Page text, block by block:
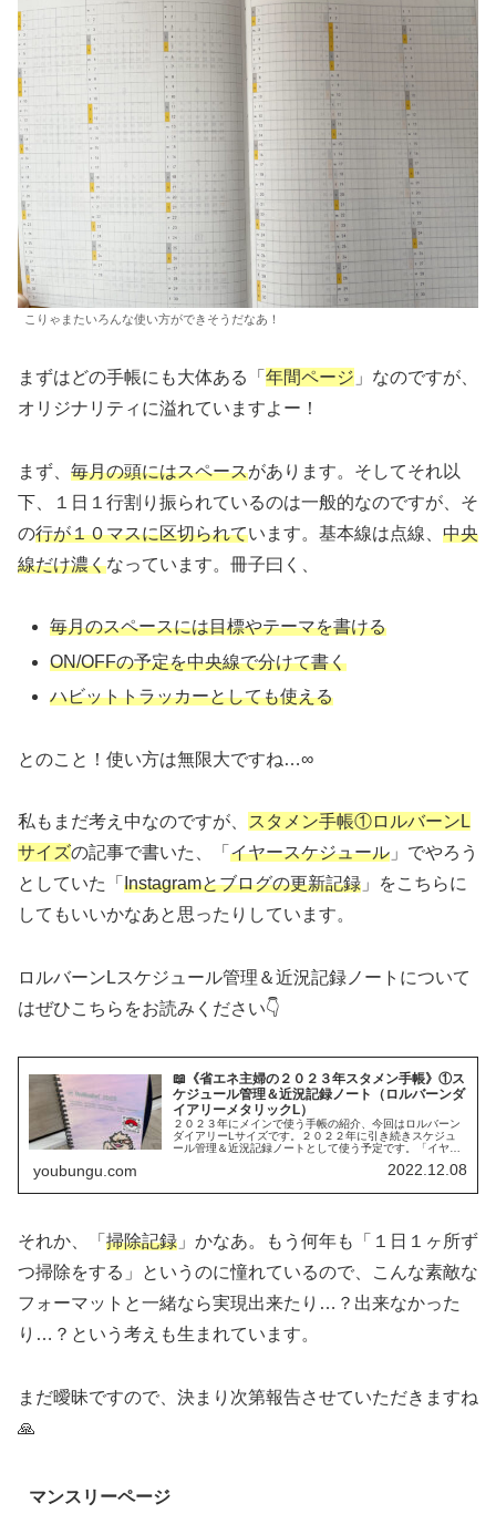
こりゃまたいろんな使い方ができそうだなあ！
まずはどの手帳にも大体ある「 年間ページ 」なのですが、
オリジナリティに溢れていますよー！
まず、 毎月の頭にはスペースがあります。そしてそれ以
下、１日１行割り振られているのは一般的なのですが、そ
の行が１０マスに区切られています。基本線は点線、 中央
線だけ濃くなっています。冊子曰く、
毎月のスペースには目標やテーマを書ける
ON/OFFの予定を中央線で分けて書く
ハビットトラッカーとしても使える
とのこと！使い方は無限大ですね…∞
私もまだ考え中なのですが、
スタメン手帳①ロルバーンL
サイズの記事で書いた、「 イヤースケジュール 」でやろう
としていた「 Instagramとブログの更新記録 」をこちらに
してもいいかなあと思ったりしています。
ロルバーンLスケジュール管理＆近況記録ノートについて
はぜひこちらをお読みください👇
📖《省エネ主婦の２０２３年スタメン手帳》①ス
ケジュール管理＆近況記録ノート（ロルバーンダ
イアリーメタリックL）
２０２３年にメインで使う手帳の紹介、今回はロルバーン
ダイアリーLサイズです。２０２２年に引き続きスケジュ
ール管理＆近況記録ノートとして使う予定です。「イヤー
youbungu.com 2022.12.08
それか、「 掃除記録 」かなあ。もう何年も「１日１ヶ所ず
つ掃除をする」というのに憧れているので、こんな素敵な
フォーマットと一緒なら実現出来たり…？出来なかった
り…？という考えも生まれています。
まだ曖昧ですので、決まり次第報告させていただきますね
🙏
マンスリーページ